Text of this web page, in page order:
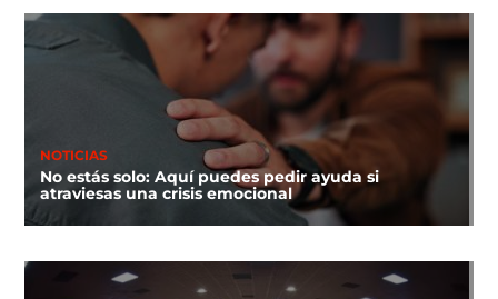
NOTICIAS
No estás solo: Aquí puedes pedir ayuda si
atraviesas una crisis emocional